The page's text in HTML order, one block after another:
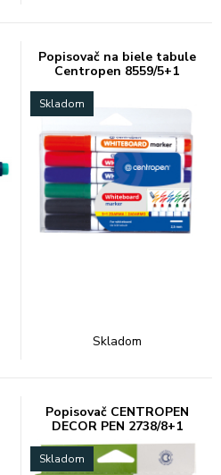
Popisovač na biele tabule
Centropen 8559/5+1
Skladom
Skladom
Popisovač CENTROPEN
DECOR PEN 2738/8+1
Skladom